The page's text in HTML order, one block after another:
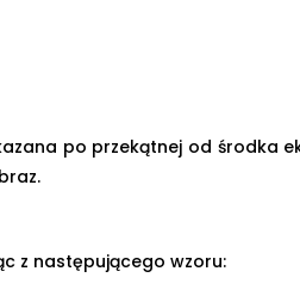
po przekątnej od środka
z następującego wzoru: